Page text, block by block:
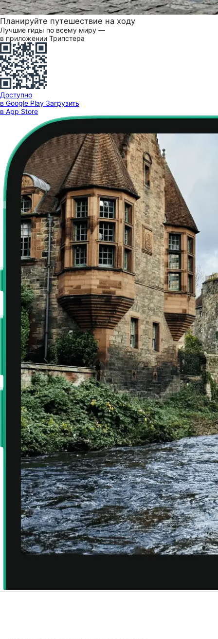
Планируйте путешествие на ходу
Лучшие гиды по всему миру —
в приложении Трипстера
Доступно
в Google Play Загрузить
в App Store